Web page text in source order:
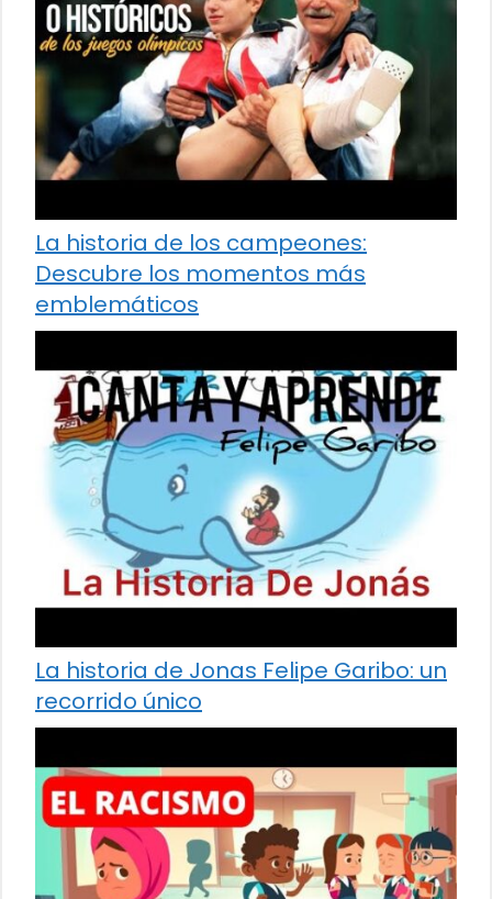
La historia de los campeones:
Descubre los momentos más
emblemáticos
La historia de Jonas Felipe Garibo: un
recorrido único